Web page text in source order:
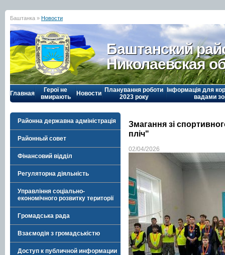
Баштанка » Новости
Баштанский
Николаевская
Главная
Герої не
вмирають
Новости Планування роботи
2023 року
Інформація для
вадами
Районна державна адміністрація
Районный совет
Фінансовий відділ
Регуляторна діяльність
Управління соціально-
економічного розвитку території
Громадська рада
Взаємодія з громадськістю
Доступ к публичной информации
Змагання зі
пліч"
02/04/2026